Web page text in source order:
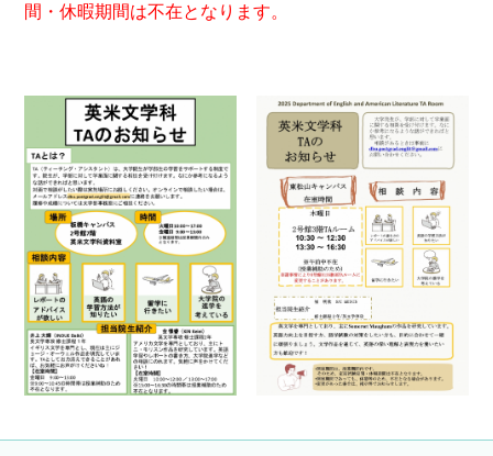
間・休暇期間は不在となります。